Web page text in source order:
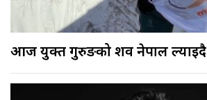
आज युक्त गुरुङको शव नेपाल ल्याइदै